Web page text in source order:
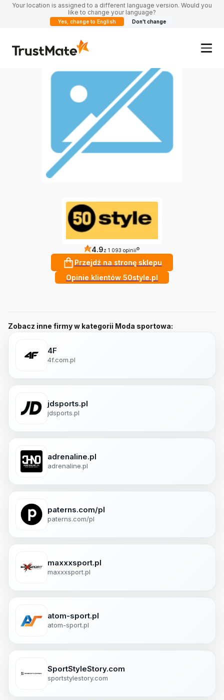
Your location is assigned to a different language version. Would you
like to change your language?
Yes, change to English Don't change
4.9z 1 093 opinii ?
Przejdź na stronę sklepu
Opinie klientów 50style.pl
Zobacz inne firmy w kategorii Moda sportowa:
4F
4f.com.pl
jdsports.pl
jdsports.pl
adrenaline.pl
adrenaline.pl
paterns.com/pl
paterns.com/pl
maxxxsport.pl
maxxxsport.pl
atom-sport.pl
atom-sport.pl
SportStyleStory.com
sportstylestory.com